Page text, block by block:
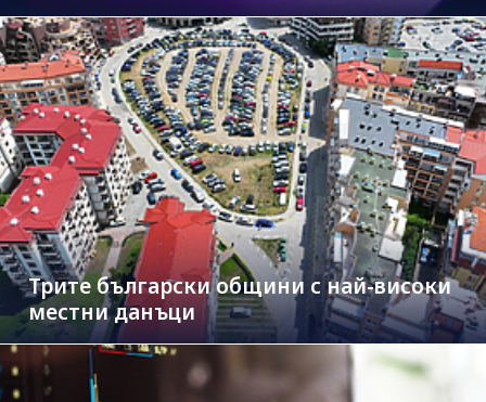
Трите български общини с най-високи
местни данъци